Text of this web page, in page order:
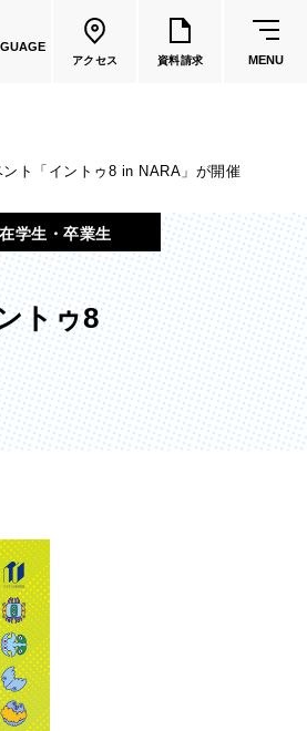
アクセス 資料請求 MENU
学部
募集停止）
ーンコース
報学部
構想中／2028年
定）
ト「イントゥ8 in NARA」が開催
在学生・卒業生
トゥ8